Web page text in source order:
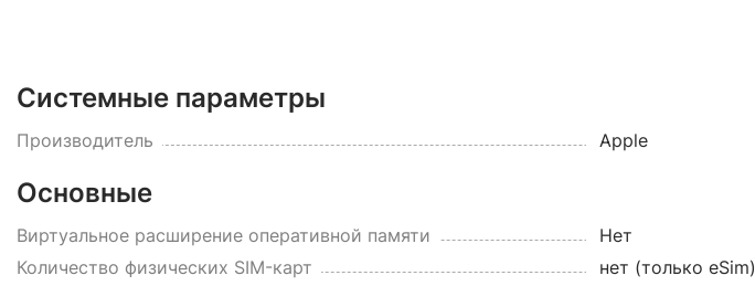
Системные параметры
Производитель Apple
Основные
Виртуальное расширение оперативной памяти
Нет
Количество физических SIM-карт
нет (только eSim)